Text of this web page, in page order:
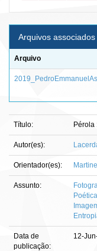
Arquivos
Arquivo
Título: Pérola
Autor(es):
Orientador(es):
Assunto:
Data de
publicação:
12-